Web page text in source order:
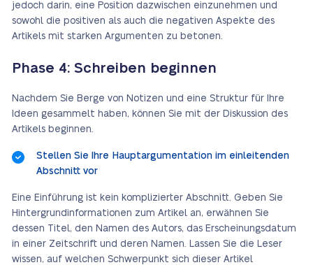
jedoch darin, eine Position dazwischen einzunehmen und
sowohl die positiven als auch die negativen Aspekte des
Artikels mit starken Argumenten zu betonen.
Phase 4: Schreiben beginnen
Nachdem Sie Berge von Notizen und eine Struktur für Ihre
Ideen gesammelt haben, können Sie mit der Diskussion des
Artikels beginnen.
Stellen Sie Ihre Hauptargumentation im einleitenden
Abschnitt vor
Eine Einführung ist kein komplizierter Abschnitt. Geben Sie
Hintergrundinformationen zum Artikel an, erwähnen Sie
dessen Titel, den Namen des Autors, das Erscheinungsdatum
in einer Zeitschrift und deren Namen. Lassen Sie die Leser
wissen, auf welchen Schwerpunkt sich dieser Artikel